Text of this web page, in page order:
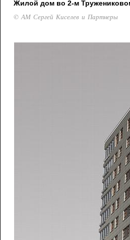
Жилой дом во 2-м
© АМ Сергей Киселев и Партнеры